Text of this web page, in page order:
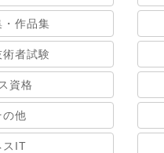
・作品集
者試験
資格
の他
スIT